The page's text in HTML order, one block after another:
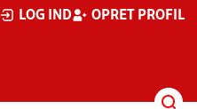
LOG IND OPRET PROFIL